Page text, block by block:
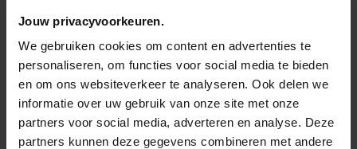
Jouw privacyvoorkeuren.
We gebruiken cookies om content en advertenties te
personaliseren, om functies voor social media te bieden
en om ons websiteverkeer te analyseren. Ook delen we
informatie over uw gebruik van onze site met onze
partners voor social media, adverteren en analyse. Deze
partners kunnen deze gegevens combineren met andere